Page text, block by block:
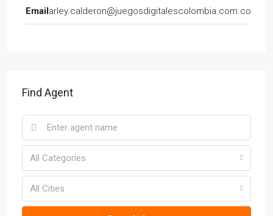
Emailarley.calderon@juegosdigitalescolombia.com.co
Find Agent
All Categories
All Cities